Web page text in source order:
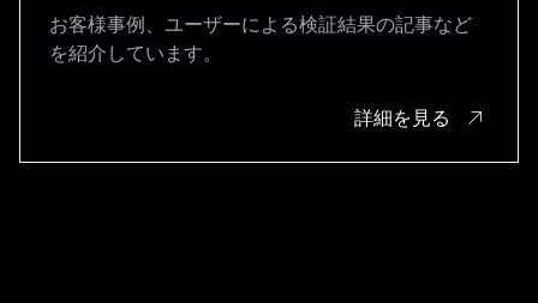
お客様事例、ユーザーによる検証結果の記事など
を紹介しています。
詳細を見る